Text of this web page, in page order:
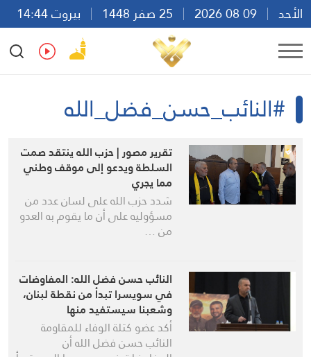
الأحد
بيروت 14:44
Ar
En Fr Es
#النائب_حسن_فضل_الله
تقرير مصور | حزب الله ينتقد صمت
السلطة ويدعو إلى موقف وطني
مما يجري
شدد حزب الله على لسان عدد من
مسؤوليه على أن ما يقوم به العدو
من …
النائب حسن فضل الله: المفاوضات
في سويسرا تبدأ من نقطة لبنان،
وشعبنا سيستفيد منها
أكد عضو كتلة الوفاء للمقاومة
النائب حسن فضل الله أن